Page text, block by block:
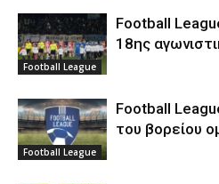
Football League
Football
18ης
Football League
Football
του βορείου